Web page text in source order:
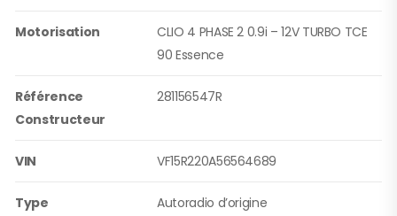
Motorisation
CLIO 4 PHASE 2 0.9i – 12V TURBO TCE
90 Essence
Référence
Constructeur
281156547R
VIN VF15R220A56564689
Type Autoradio d’origine